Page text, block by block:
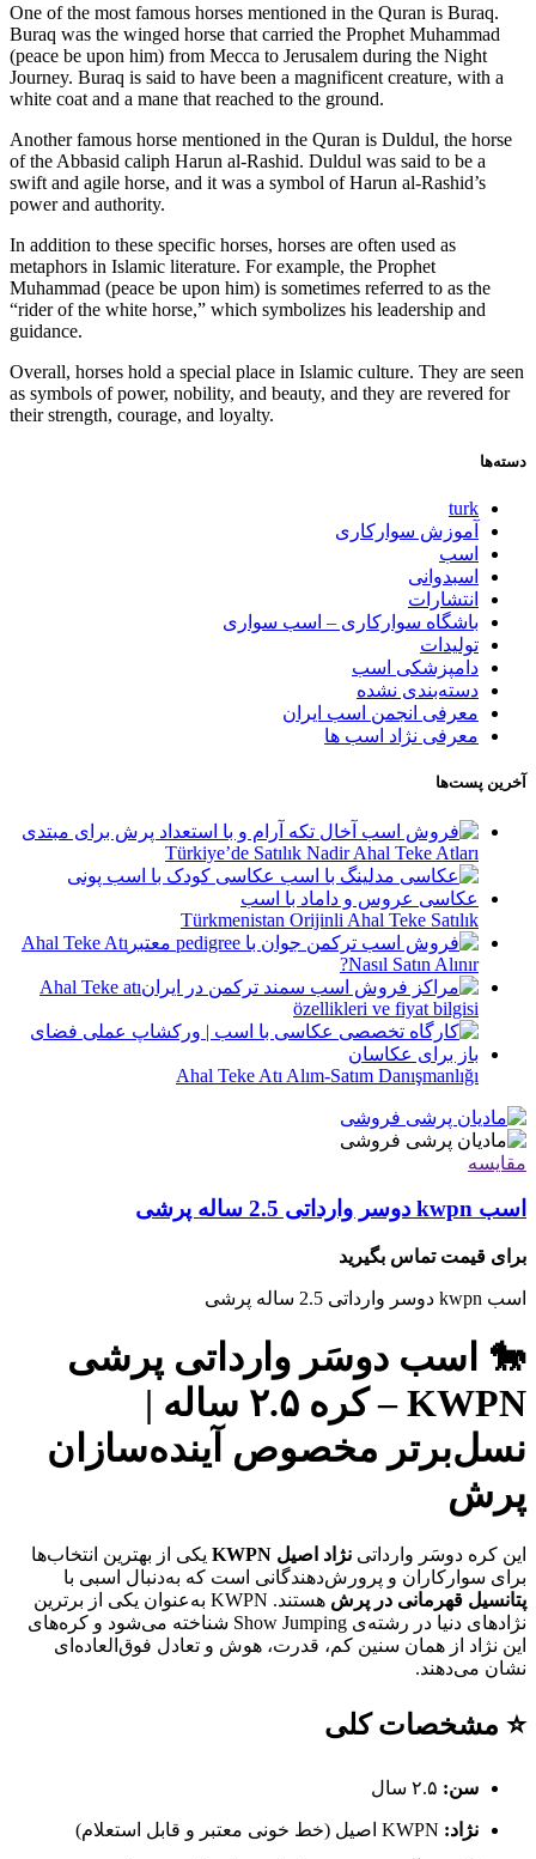
One of the most famous horses mentioned in the Quran is Buraq.
Buraq was the winged horse that carried the Prophet Muhammad
(peace be upon him) from Mecca to Jerusalem during the Night
Journey. Buraq is said to have been a magnificent creature, with a
white coat and a mane that reached to the ground.
Another famous horse mentioned in the Quran is Duldul, the horse
of the Abbasid caliph Harun al-Rashid. Duldul was said to be a
swift and agile horse, and it was a symbol of Harun al-Rashid’s
power and authority.
In addition to these specific horses, horses are often used as
metaphors in Islamic literature. For example, the Prophet
Muhammad (peace be upon him) is sometimes referred to as the
“rider of the white horse,” which symbolizes his leadership and
guidance.
Overall, horses hold a special place in Islamic culture. They are seen
as symbols of power, nobility, and beauty, and they are revered for
their strength, courage, and loyalty.
دسته‌ها
turk
آموزش سوارکاری
اسب
اسبدوانی
انتشارات
باشگاه سوارکاری – اسب سواری
تولیدات
دامپزشکی اسب
دسته‌بندی نشده
معرفی انجمن اسب ایران
معرفی نژاد اسب ها
آخرین پست‌ها
Türkiye’de Satılık Nadir Ahal Teke Atları
Türkmenistan Orijinli Ahal Teke Satılık
Ahal Teke Atı
Nasıl Satın Alınır?
Ahal Teke atı
özellikleri ve fiyat bilgisi
Ahal Teke Atı Alım-Satım Danışmanlığı
مقایسه
اسب kwpn دوسر وارداتی 2.5 ساله پرشی
برای قیمت تماس بگیرید
اسب kwpn دوسر وارداتی 2.5 ساله پرشی
🐎 اسب دوسَر وارداتی پرشی
KWPN – کره ۲.۵ ساله |
نسل‌برتر مخصوص آینده‌سازان
پرش
این کره دوسَر وارداتی نژاد اصیل KWPN
یکی از بهترین انتخاب‌ها
برای سوارکاران و پرورش‌دهندگانی است که به‌دنبال اسبی با
پتانسیل قهرمانی در پرش
هستند. KWPN به‌عنوان یکی از برترین
نژادهای دنیا در رشته‌ی Show Jumping شناخته می‌شود و کره‌های
این نژاد از همان سنین کم، قدرت، هوش و تعادل فوق‌العاده‌ای
نشان می‌دهند.
⭐ مشخصات کلی
سن:
نژاد: